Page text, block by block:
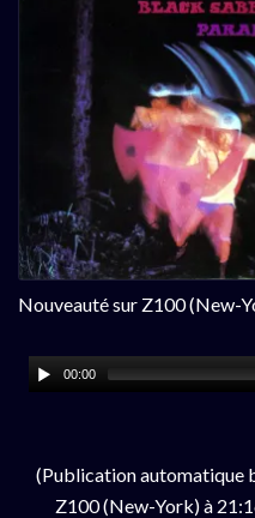
Nouveauté sur Z100 (New-
00:00
(Publication automatique
Z100 (New-York) à